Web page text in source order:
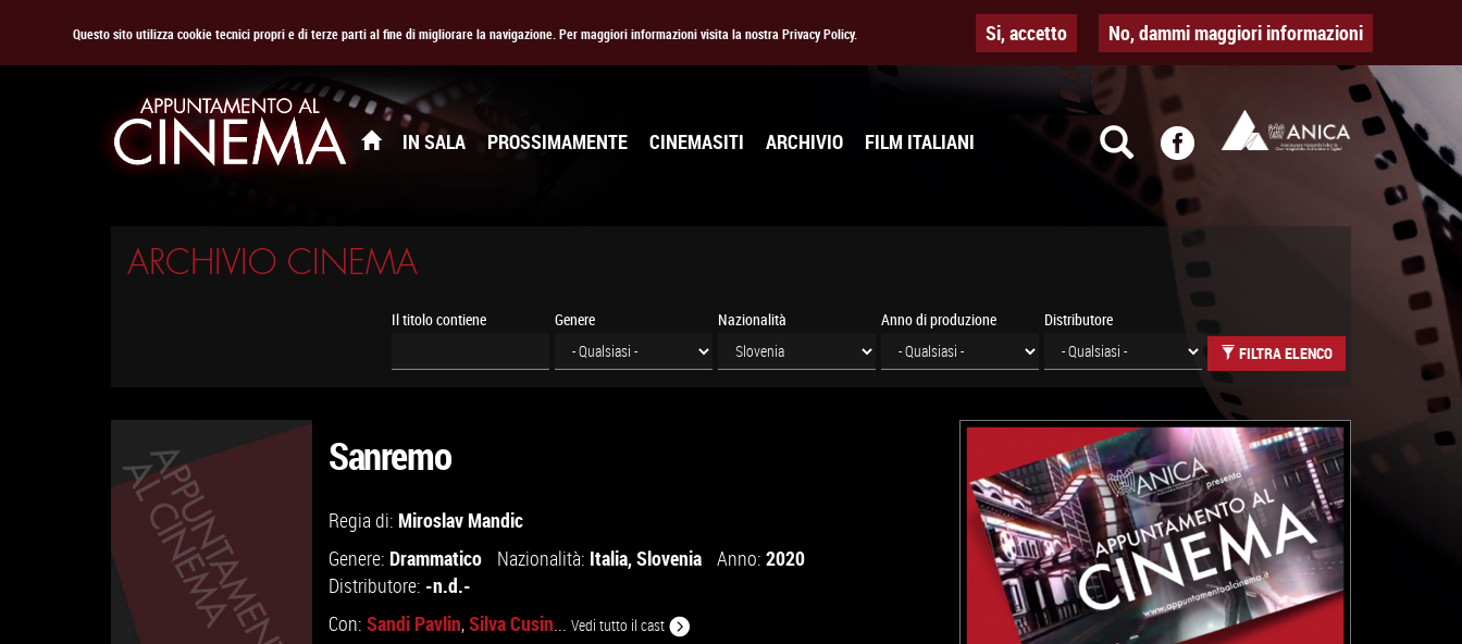
Questo sito utilizza cookie tecnici propri e di terze parti al fine di migliorare la navigazione. Per maggiori informazioni visita la nostra Privacy Policy. Si, accetto No, dammi maggiori informazioni
IN SALA PROSSIMAMENTE CINEMASITI ARCHIVIO FILM ITALIANI
ARCHIVIO CINEMA
Il titolo contiene Genere Nazionalità Anno di produzione
Distributore
FILTRA ELENCO
Sanremo
Regia di: Miroslav Mandic
Genere: Drammatico Nazionalità: Italia,Slovenia Anno: 2020
Distributore: -n.d.-
Con: Sandi Pavlin,Silva Cusin Vedi tutto il cast